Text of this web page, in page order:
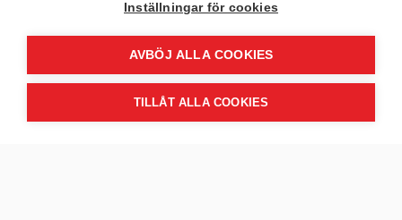
Inställningar för cookies
AVBÖJ ALLA COOKIES
TILLÅT ALLA COOKIES